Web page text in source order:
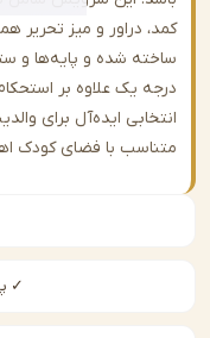
شده و پایه‌ها و ستون‌ها
یک علاوه بر استحکام بالا،
ایده‌آل برای والدینی که
با فضای کودک اهمیت
✓
✓ پارچه